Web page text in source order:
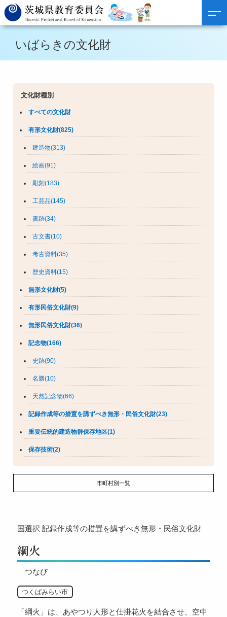
いばらきの文化財
文化財種別
すべての文化財
有形文化財(825)
建造物(313)
絵画(91)
彫刻(183)
工芸品(145)
書跡(34)
古文書(10)
考古資料(35)
歴史資料(15)
無形文化財(5)
有形民俗文化財(9)
無形民俗文化財(36)
記念物(166)
史跡(90)
名勝(10)
天然記念物(66)
記録作成等の措置を講ずべき無形・民俗文化財(23)
重要伝統的建造物群保存地区(1)
保存技術(2)
市町村別一覧
国選択 記録作成等の措置を講ずべき無形・民俗文化財
綱火
つなび
つくばみらい市
「綱火」は、あやつり人形と仕掛花火を結合させ、空中